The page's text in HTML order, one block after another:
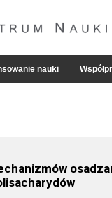
nauki